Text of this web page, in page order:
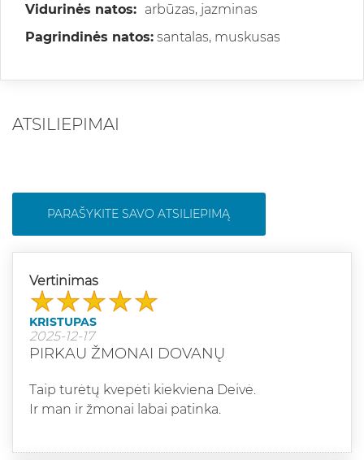
Vidurinės natos: arbūzas, jazminas
Pagrindinės natos: santalas, muskusas
ATSILIEPIMAI
PARAŠYKITE SAVO ATSILIEPIMĄ
Vertinimas
KRISTUPAS
2025-12-17
PIRKAU ŽMONAI DOVANŲ
Taip turėtų kvepėti kiekviena Deivė.
Ir man ir žmonai labai patinka.